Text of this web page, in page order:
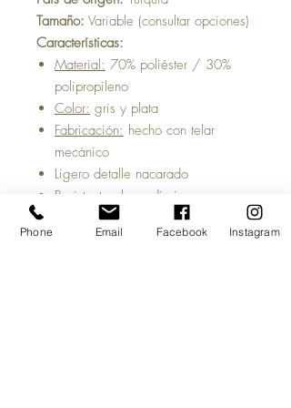
Tamaño: Variable (consultar opciones)
Características:
Material: 70% poliéster / 30%
polipropileno
Color: gris y plata
Fabricación: hecho con telar
mecánico
Ligero detalle nacarado
Resistente al uso diario
¡Fácil de limpiar y mantener!
Tiempo estimado de entrega:5 a 7
Phone Email Facebook Instagram